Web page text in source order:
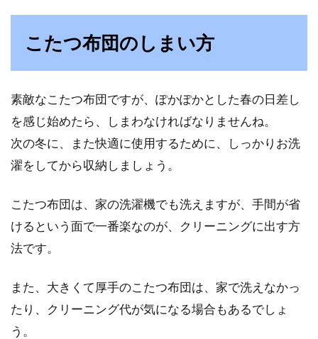
こたつ布団のしまい方
素敵なこたつ布団ですが、ぽかぽかとした春の日差し
を感じ始めたら、しまわなければなりませんね。
次の冬に、また快適に使用するために、しっかりお洗
濯をしてから収納しましょう。
こたつ布団は、家の洗濯機でも洗えますが、手間が省
けるという面で一番楽なのが、クリーニングに出す方
法です。
また、大きくて厚手のこたつ布団は、家で洗えなかっ
たり、クリーニング代が気になる場合もあるでしょ
う。